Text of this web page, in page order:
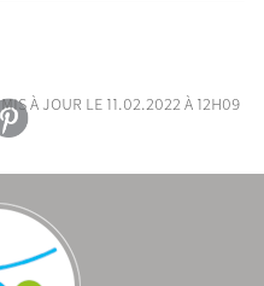
mis à jour le 11.02.2022 à 12h09